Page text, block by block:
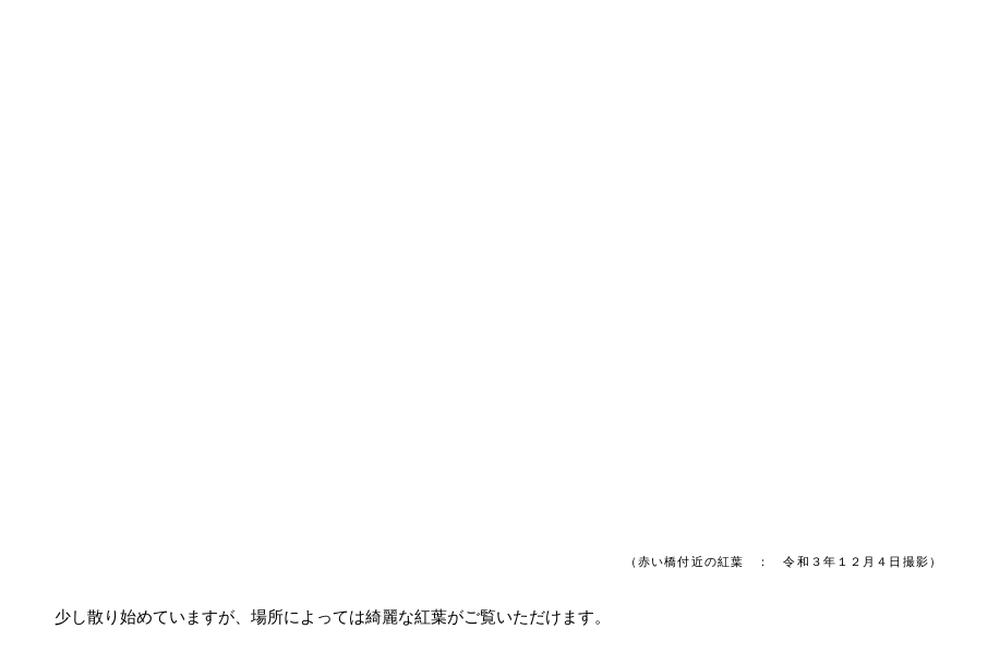
（赤い橋付近の紅葉 ： 令和３年１２月４日撮影）
少し散り始めていますが、場所によっては綺麗な紅葉がご覧いただけます。